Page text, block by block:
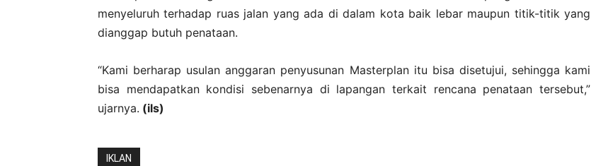
menyeluruh terhadap ruas jalan yang ada di dalam kota baik lebar maupun titik-titik yang
dianggap butuh penataan.
“Kami berharap usulan anggaran penyusunan Masterplan itu bisa disetujui, sehingga kami
bisa mendapatkan kondisi sebenarnya di lapangan terkait rencana penataan tersebut,”
ujarnya. (ils)
IKLAN